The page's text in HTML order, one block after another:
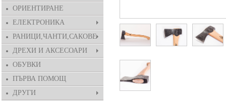
ОРИЕНТИРАНЕ
ЕЛЕКТРОНИКА
РАНИЦИ,ЧАНТИ,САКОВЕ
ДРЕХИ И АКСЕСОАРИ
ОБУВКИ
ПЪРВА ПОМОЩ
ДРУГИ